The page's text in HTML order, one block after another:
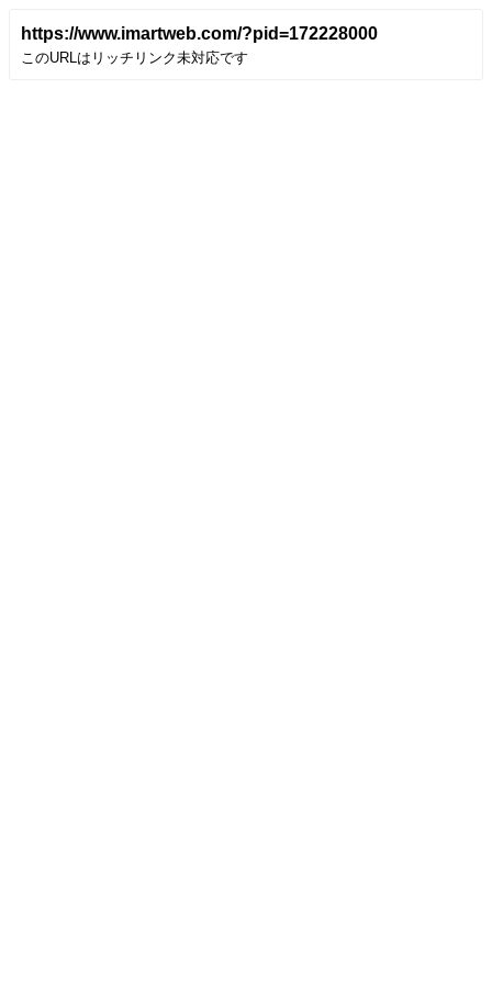
https://www.imartweb.com/?pid=172228000
このURLはリッチリンク未対応です